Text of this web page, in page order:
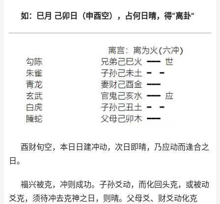
如：巳月 己卯日（申酉空），占何日晴，得“离卦”
酉财旬空，本日日建冲动，次日即晴，乃应动而逢合之
日。
福兴被克，冲则成功。子孙爻动，而化回头克，或被动
爻克，须待冲去克神之日，则晴。父母爻、财爻动化克